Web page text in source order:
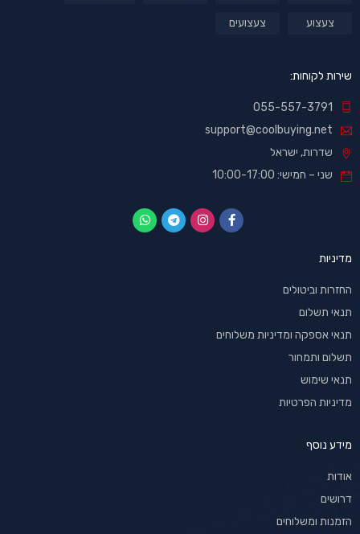
צעצוע צעצועים
שירות לקוחות:
055-557-3791
support@coolbuying.net
שדרות, ישראל
שני – חמישי: 10:00-17:00
מדיניות
החזרות וביטולים
תנאי תשלום
תנאי אספקה ומדיניות משלוחים
תשלום ותמחור
תנאי שימוש
מדיניות הפרטיות
מידע נוסף
אודות
דרושים
הזמנות ומשלוחים